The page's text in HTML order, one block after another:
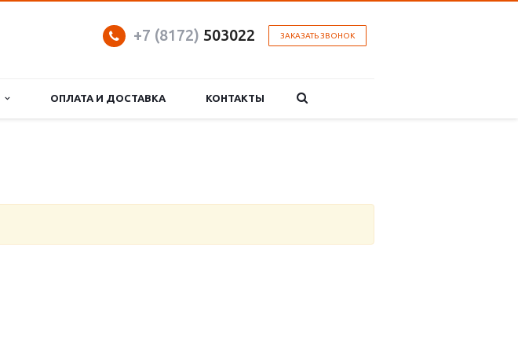
ЗАКАЗАТЬ ЗВОНОК
+7 (8172) 503022
ОПЛАТА И ДОСТАВКА КОНТАКТЫ